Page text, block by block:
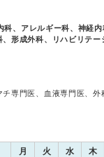
科、アレルギー科、神経
形成外科、リハビリテ
専門医、血液専門医、
月 火 水 木